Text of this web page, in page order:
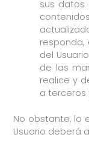
sus datos
responda,
del
de las
realice y
a terceros
No obstante, lo
Usuario deberá